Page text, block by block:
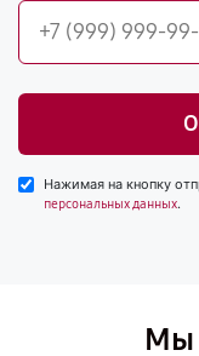
Нажимая на кнопку
персональных данных.
Мы